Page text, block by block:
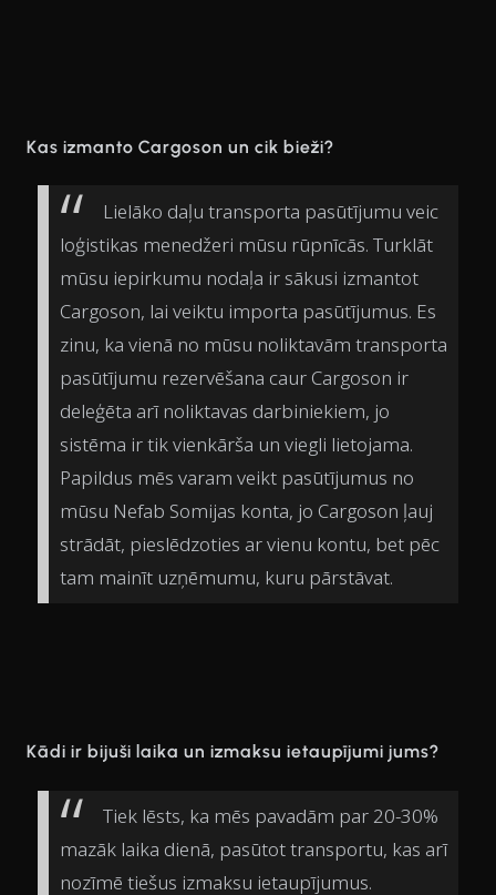
Kas izmanto Cargoson un cik bieži?
Lielāko daļu transporta pasūtījumu veic
loģistikas menedžeri mūsu rūpnīcās. Turklāt
mūsu iepirkumu nodaļa ir sākusi izmantot
Cargoson, lai veiktu importa pasūtījumus. Es
zinu, ka vienā no mūsu noliktavām transporta
pasūtījumu rezervēšana caur Cargoson ir
deleģēta arī noliktavas darbiniekiem, jo
sistēma ir tik vienkārša un viegli lietojama.
Papildus mēs varam veikt pasūtījumus no
mūsu Nefab Somijas konta, jo Cargoson ļauj
strādāt, pieslēdzoties ar vienu kontu, bet pēc
tam mainīt uzņēmumu, kuru pārstāvat.
Kādi ir bijuši laika un izmaksu ietaupījumi jums?
Tiek lēsts, ka mēs pavadām par 20-30%
mazāk laika dienā, pasūtot transportu, kas arī
nozīmē tiešus izmaksu ietaupījumus.